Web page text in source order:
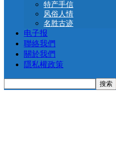
特产手信
风俗人情
名胜古迹
电子报
聯絡我們
關於我們
隱私權政策